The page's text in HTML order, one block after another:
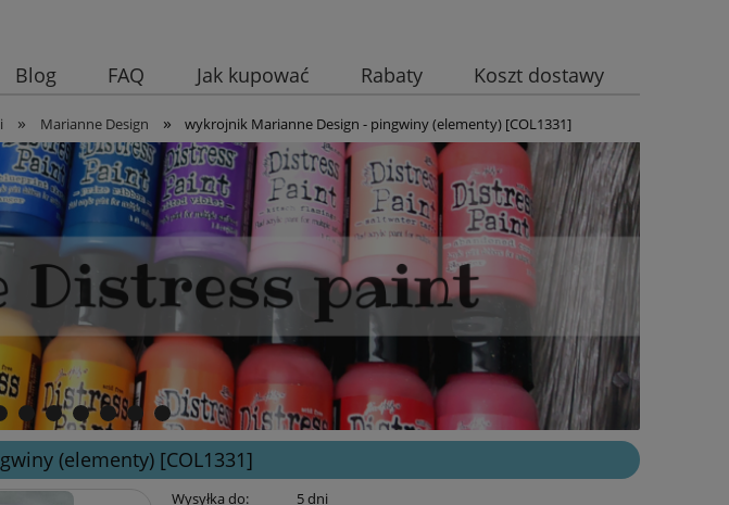
Blog FAQ Jak kupować Rabaty Koszt dostawy
» Marianne Design » wykrojnik Marianne Design - pingwiny (elementy) [COL1331]
(elementy) [COL1331]
Wysyłka do: 5 dni